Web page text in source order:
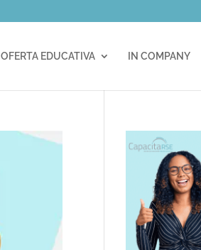
OFERTA EDUCATIVA IN COMPANY